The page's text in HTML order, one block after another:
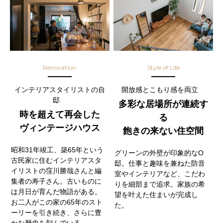
Renovation
インテリアスタイリストの自
邸
時を超えて再会した
ヴィンテージハウス
昭和31年竣工、築65年という
古民家に住むインテリアスタ
イリストの窪川勝哉さんと編
集者の寿子さん。古いものに
は月日が育んだ物語がある。
お二人がこの家の65年のスト
ーリーを引き続き、さらに豊
Style of Life
開放感とこもり感を両立
多彩な居場所が連続す
る
飽きの来ない住空間
グリーンの外壁が印象的なO
邸。仕事と趣味を兼ねた防音
室やインテリアなど、こだわ
りを細部まで追求。家族の希
望を叶えた住まいが完成し
た。